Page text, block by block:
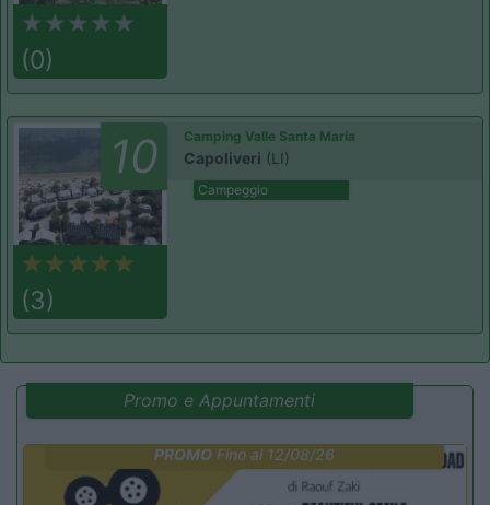
(0)
10
(3)
Camping Valle Santa Maria
Capoliveri (LI)
Campeggio
Promo e Appuntamenti
PROMO Fino al 12/08/26